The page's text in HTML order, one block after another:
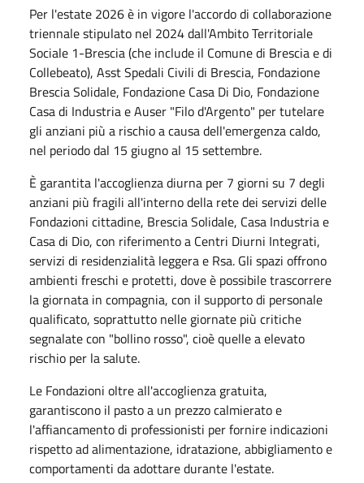
Per l'estate 2026 è in vigore l'accordo di collaborazione
triennale stipulato nel 2024 dall'Ambito Territoriale
Sociale 1-Brescia (che include il Comune di Brescia e di
Collebeato), Asst Spedali Civili di Brescia, Fondazione
Brescia Solidale, Fondazione Casa Di Dio, Fondazione
Casa di Industria e Auser "Filo d'Argento" per tutelare
gli anziani più a rischio a causa dell'emergenza caldo,
nel periodo dal 15 giugno al 15 settembre.
È garantita l'accoglienza diurna per 7 giorni su 7 degli
anziani più fragili all'interno della rete dei servizi delle
Fondazioni cittadine, Brescia Solidale, Casa Industria e
Casa di Dio, con riferimento a Centri Diurni Integrati,
servizi di residenzialità leggera e Rsa. Gli spazi offrono
ambienti freschi e protetti, dove è possibile trascorrere
la giornata in compagnia, con il supporto di personale
qualificato, soprattutto nelle giornate più critiche
segnalate con "bollino rosso", cioè quelle a elevato
rischio per la salute.
Le Fondazioni oltre all'accoglienza gratuita,
garantiscono il pasto a un prezzo calmierato e
l'affiancamento di professionisti per fornire indicazioni
rispetto ad alimentazione, idratazione, abbigliamento e
comportamenti da adottare durante l'estate.